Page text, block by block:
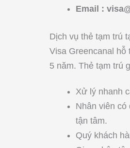
Email :
Dịch vụ thẻ tạm trú
Visa Greencanal hỗ
5 năm. Thẻ tạm trú
Xử lý nhanh
Nhân viên
tận tâm.
Quý khách